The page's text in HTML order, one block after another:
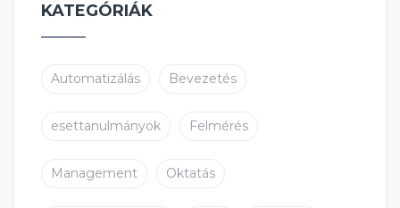
KATEGÓRIÁK
Automatizálás Bevezetés
esettanulmányok Felmérés
Management Oktatás